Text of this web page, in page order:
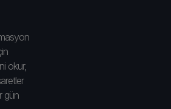
okur,
gün